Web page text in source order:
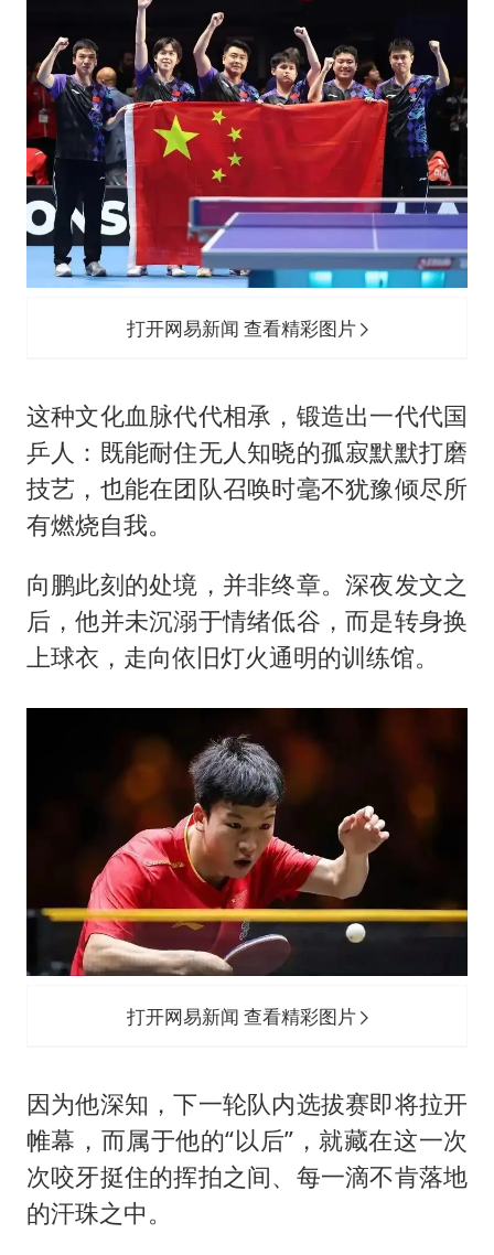
打开网易新闻 查看精彩图片
这种文化血脉代代相承，锻造出一代代国
乒人：既能耐住无人知晓的孤寂默默打磨
技艺，也能在团队召唤时毫不犹豫倾尽所
有燃烧自我。
向鹏此刻的处境，并非终章。深夜发文之
后，他并未沉溺于情绪低谷，而是转身换
上球衣，走向依旧灯火通明的训练馆。
打开网易新闻 查看精彩图片
因为他深知，下一轮队内选拔赛即将拉开
帷幕，而属于他的“以后”，就藏在这一次
次咬牙挺住的挥拍之间、每一滴不肯落地
的汗珠之中。